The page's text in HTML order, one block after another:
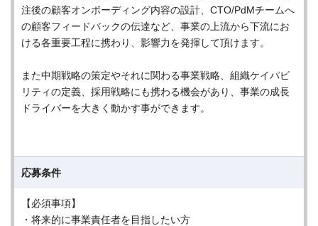
注後の顧客オンボーディング内容の設計、CTO/PdMチームへ
の顧客フィードバックの伝達など、事業の上流から下流にお
ける各重要工程に携わり、影響力を発揮して頂けます。
また中期戦略の策定やそれに関わる事業戦略、組織ケイパビ
リティの定義、採用戦略にも携わる機会があり、事業の成長
ドライバーを大きく動かす事ができます。
応募条件
【必須事項】
・将来的に事業責任者を目指したい方